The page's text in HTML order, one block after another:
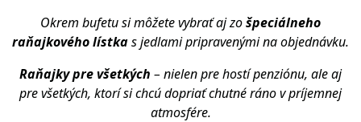
Okrem bufetu si môžete vybrať aj zošpeciálneho
raňajkového lístkas jedlami pripravenými na objednávku.
Raňajky pre všetkých – nielen pre hostí penziónu, ale aj
pre všetkých, ktorí si chcú dopriať chutné ráno v príjemnej
atmosfére.